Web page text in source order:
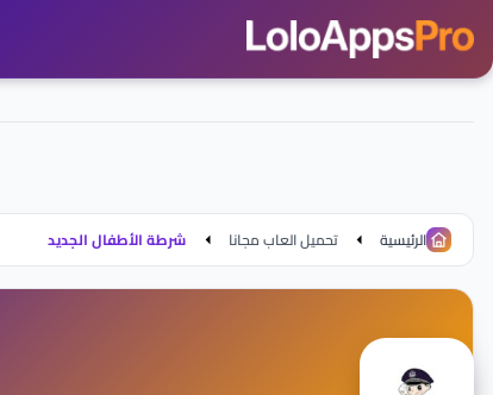
الرئيسية تحميل العاب مجانا شرطة الأطفال الجديد